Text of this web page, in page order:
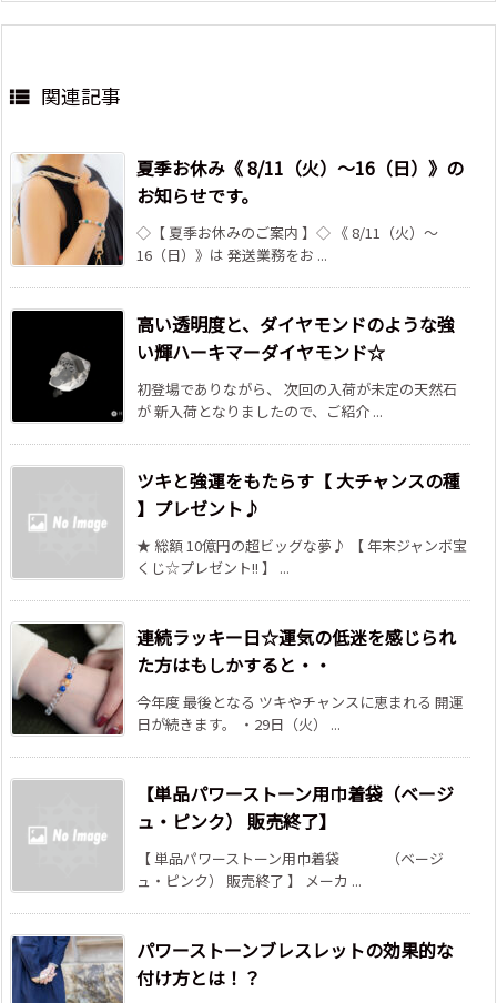
 関連記事
夏季お休み《 8/11（火）～16（日）》の
お知らせです。
◇【 夏季お休みのご案内 】◇ 《 8/11（火）～
16（日）》は 発送業務をお ...
高い透明度と、ダイヤモンドのような強
い輝ハーキマーダイヤモンド☆
初登場でありながら、 次回の入荷が未定の天然石
が 新入荷となりましたので、ご紹介 ...
ツキと強運をもたらす【 大チャンスの種
】プレゼント♪
★ 総額 10億円の超ビッグな夢♪ 【 年末ジャンボ宝
くじ☆プレゼント!! 】 ...
連続ラッキー日☆運気の低迷を感じられ
た方はもしかすると・・
今年度 最後となる ツキやチャンスに恵まれる 開運
日が続きます。 ・29日（火） ...
【単品パワーストーン用巾着袋（ベージ
ュ・ピンク） 販売終了】
【 単品パワーストーン用巾着袋 （ベージ
ュ・ピンク） 販売終了 】 メーカ ...
パワーストーンブレスレットの効果的な
付け方とは！？